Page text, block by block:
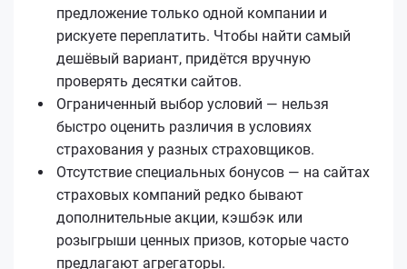
предложение только одной компании и
рискуете переплатить. Чтобы найти самый
дешёвый вариант, придётся вручную
проверять десятки сайтов.
Ограниченный выбор условий — нельзя
быстро оценить различия в условиях
страхования у разных страховщиков.
Отсутствие специальных бонусов — на сайтах
страховых компаний редко бывают
дополнительные акции, кэшбэк или
розыгрыши ценных призов, которые часто
предлагают агрегаторы.